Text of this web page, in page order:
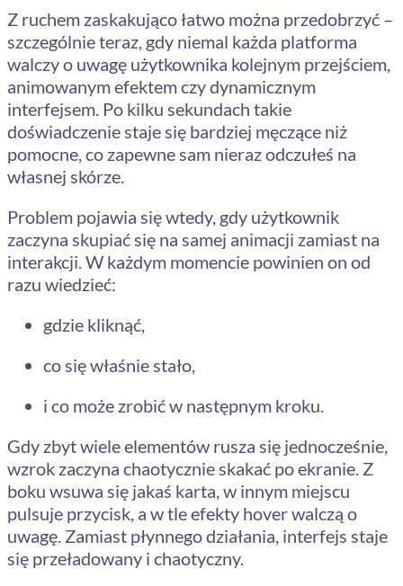
Z ruchem zaskakująco łatwo można przedobrzyć –
szczególnie teraz, gdy niemal każda platforma
walczy o uwagę użytkownika kolejnym przejściem,
animowanym efektem czy dynamicznym
interfejsem. Po kilku sekundach takie
doświadczenie staje się bardziej męczące niż
pomocne, co zapewne sam nieraz odczułeś na
własnej skórze.
Problem pojawia się wtedy, gdy użytkownik
zaczyna skupiać się na samej animacji zamiast na
interakcji. W każdym momencie powinien on od
razu wiedzieć:
gdzie kliknąć,
co się właśnie stało,
i co może zrobić w następnym kroku.
Gdy zbyt wiele elementów rusza się jednocześnie,
wzrok zaczyna chaotycznie skakać po ekranie. Z
boku wsuwa się jakaś karta, w innym miejscu
pulsuje przycisk, a w tle efekty hover walczą o
uwagę. Zamiast płynnego działania, interfejs staje
się przeładowany i chaotyczny.